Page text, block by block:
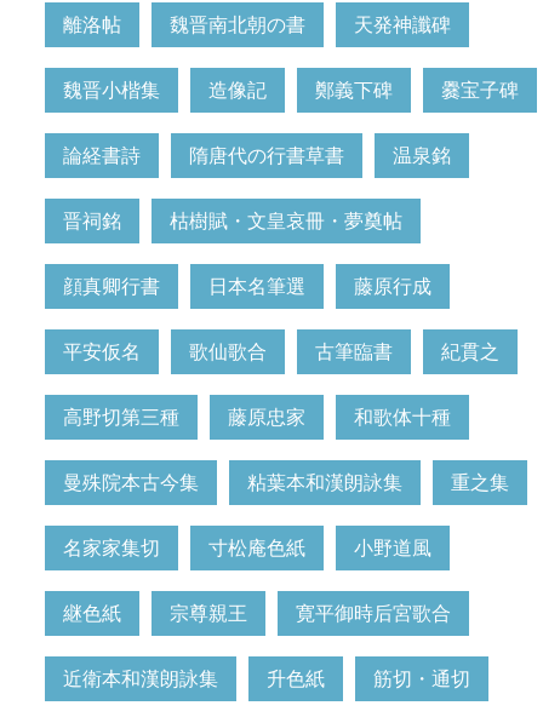
離洛帖 魏晋南北朝の書 天発神讖碑
魏晋小楷集 造像記 鄭義下碑 爨宝子碑
論経書詩 隋唐代の行書草書 温泉銘
晋祠銘 枯樹賦・文皇哀冊・夢奠帖
顔真卿行書 日本名筆選 藤原行成
平安仮名 歌仙歌合 古筆臨書 紀貫之
高野切第三種 藤原忠家 和歌体十種
曼殊院本古今集 粘葉本和漢朗詠集 重之集
名家家集切 寸松庵色紙 小野道風
継色紙 宗尊親王 寛平御時后宮歌合
近衛本和漢朗詠集 升色紙 筋切・通切